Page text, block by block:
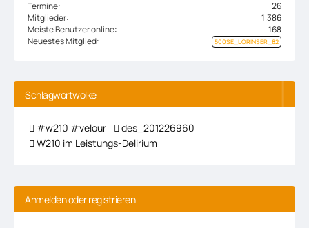
Termine
26
Mitglieder
1.386
Meiste Benutzer online
168
Neuestes Mitglied
500SE_LORINSER_82
Schlagwortwolke
#w210 #velour
des_201226960
W210 im Leistungs-Delirium
Anmelden oder registrieren